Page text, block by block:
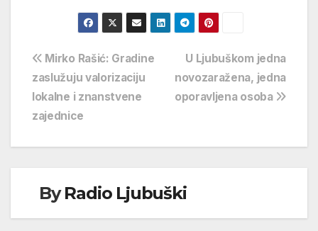
Navigacija
objava
U Ljubuškom jedna
novozaražena, jedna
oporavljena osoba
Mirko Rašić: Gradine
zaslužuju valorizaciju
lokalne i znanstvene
zajednice
ByRadio Ljubuški